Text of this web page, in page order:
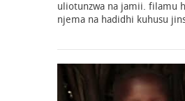
uliotunzwa na jamii. filamu
njema na hadidhi kuhusu